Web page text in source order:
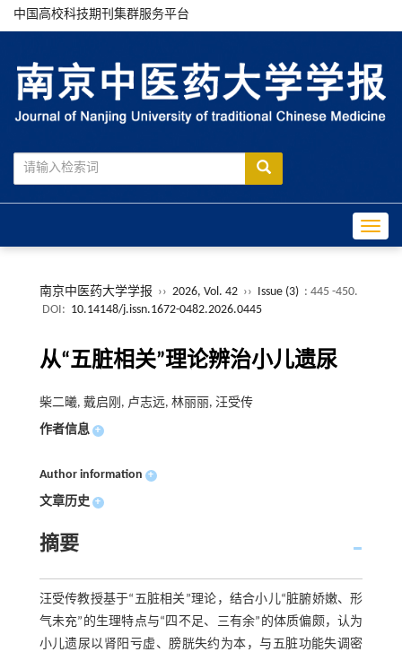
中国高校科技期刊集群服务平台
南京中医药大学学报 ›› 2026, Vol. 42 ›› Issue (3) : 445 -450.
DOI: 10.14148/j.issn.1672-0482.2026.0445
从“五脏相关”理论辨治小儿遗尿
柴二曦, 戴启刚, 卢志远, 林丽丽, 汪受传
作者信息 +
Author information +
文章历史 +
摘要
汪受传教授基于“五脏相关”理论，结合小儿“脏腑娇嫩、形
气未充”的生理特点与“四不足、三有余”的体质偏颇，认为
小儿遗尿以肾阳亏虚、膀胱失约为本，与五脏功能失调密